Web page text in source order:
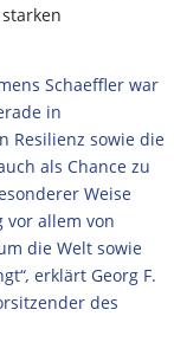
Schaeffler war
in
Resilienz sowie die
als Chance zu
Weise
vor allem von
die Welt sowie
, erklärt Georg F.
des